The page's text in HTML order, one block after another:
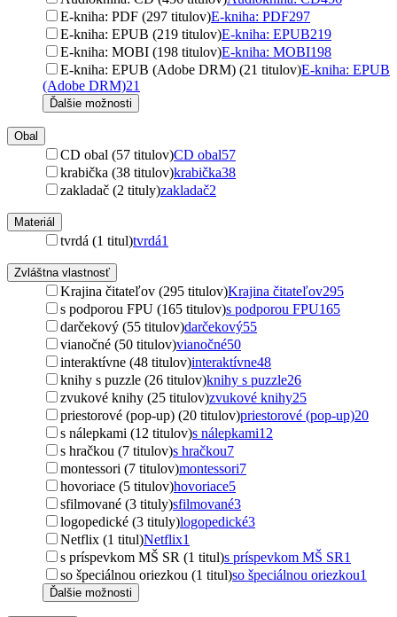
E-kniha: PDF (297 titulov)E-kniha: PDF297
E-kniha: EPUB (219 titulov)E-kniha: EPUB219
E-kniha: MOBI (198 titulov)E-kniha: MOBI198
E-kniha: EPUB (Adobe DRM) (21 titulov)E-kniha: EPUB
(Adobe DRM)21
Ďalšie možnosti
Obal
CD obal (57 titulov)CD obal57
krabička (38 titulov)krabička38
zakladač (2 tituly)zakladač2
Materiál
tvrdá (1 titul)tvrdá1
Zvláštna vlastnosť
Krajina čitateľov (295 titulov)Krajina čitateľov295
s podporou FPU (165 titulov)s podporou FPU165
darčekový (55 titulov)darčekový55
vianočné (50 titulov)vianočné50
interaktívne (48 titulov)interaktívne48
knihy s puzzle (26 titulov)knihy s puzzle26
zvukové knihy (25 titulov)zvukové knihy25
priestorové (pop-up) (20 titulov)priestorové (pop-up)20
s nálepkami (12 titulov)s nálepkami12
s hračkou (7 titulov)s hračkou7
montessori (7 titulov)montessori7
hovoriace (5 titulov)hovoriace5
sfilmované (3 tituly)sfilmované3
logopedické (3 tituly)logopedické3
Netflix (1 titul)Netflix1
s príspevkom MŠ SR (1 titul)s príspevkom MŠ SR1
so špeciálnou oriezkou (1 titul)so špeciálnou oriezkou1
Ďalšie možnosti